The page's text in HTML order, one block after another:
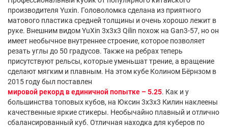
производителя Yuxin. Головоломка сделана из приятного
матового пластика средней толщины и очень хорошо лежит в
руке. Внешним видом YuXin 3x3x3 Qilin похож на Gan3-57, но он
имеет необычное внутреннее строение, которое позволяет
резать углы до 50 градусов. Также на ребрах теперь
присутствуют рельсы, которые уменьшат трение, а вращение
сделают мягким и плавным. На этом кубе Колином Бёрнзом в
2015 году был поставлен
мировой рекорд в единичной попытке – 5.25. Как и у
большинства топовых кубов, на Юксин 3х3х3 Килин наклеены
качественные яркие стикеры. Необычайно плавный и отлично
сбалансированный куб. Отличная находка для куберов по